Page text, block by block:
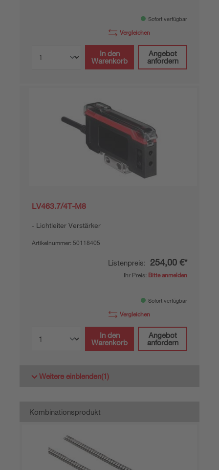
Sofort verfügbar
Vergleichen
In den
Warenkorb
Angebot
anfordern
LV463.7/4T-M8
Lichtleiter Verstärker
Artikelnummer: 50118405
Listenpreis: 254,00 €*
Ihr Preis: Bitte anmelden
Sofort verfügbar
Vergleichen
In den
Warenkorb
Angebot
anfordern
Weitere einblenden(1)
Kombinationsprodukt